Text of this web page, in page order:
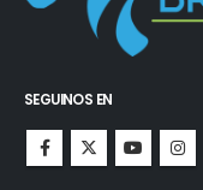
SEGUINOS EN